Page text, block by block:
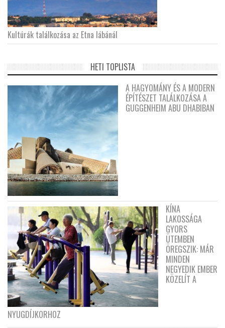
Kultúrák találkozása az Etna lábánál
HETI TOPLISTA
A HAGYOMÁNY ÉS A MODERN
ÉPÍTÉSZET TALÁLKOZÁSA A
GUGGENHEIM ABU DHABIBAN
KÍNA
LAKOSSÁGA
GYORS
ÜTEMBEN
ÖREGSZIK: MÁR
MINDEN
NEGYEDIK EMBER
KÖZELÍT A
NYUGDÍJKORHOZ